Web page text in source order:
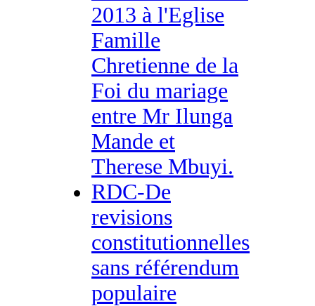
2013 à l'Eglise
Famille
Chretienne de la
Foi du mariage
entre Mr Ilunga
Mande et
Therese Mbuyi.
RDC-De
revisions
constitutionnelles
sans référendum
populaire